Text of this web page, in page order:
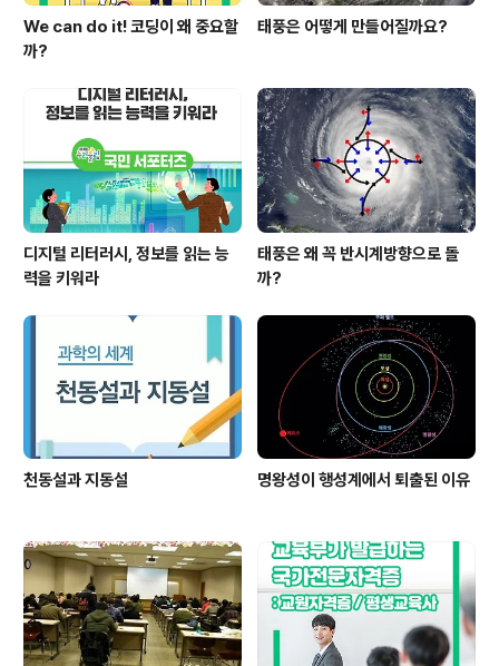
We can do it! 코딩이 왜 중요할
까?
태풍은 어떻게 만들어질까요?
디지털 리터러시, 정보를 읽는 능
력을 키워라
태풍은 왜 꼭 반시계방향으로 돌
까?
천동설과 지동설 명왕성이 행성계에서 퇴출된 이유